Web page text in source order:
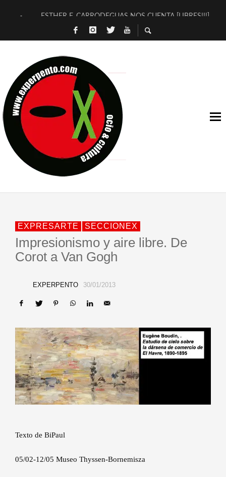
ESTHER F. CARRODEGUAS NOS CUENTA [LIBRES!!!]
[TERRA DE GUAPES] DE SANDRA MONFORT
TIMBRE 4, LA ESCUELA DEL DIRECTOR TEATRAL CLAUDIO
30 AÑOS (NO ES NADA) DE LA KATARSIS DEL TOMATAZO
MILITARES JUDÍAS EN #EXVITA
D’BALDOMEROS REINVENTAN [BITÁCORA 3.0] EN EXVITA
MARSHALL FLASH PRESENTA EN EXVITA [RELATIVA
JOFRE BARDAGÍ EN EXVITA INTERPRETANDO A SERRAT
EXPRESARTE SECCIONEX
Impresionismo y aire libre. De
Corot a Van Gogh
EXPERPENTO 30/01/2013
Texto de BiPaul
05/02-12/05 Museo Thyssen-Bornemisza